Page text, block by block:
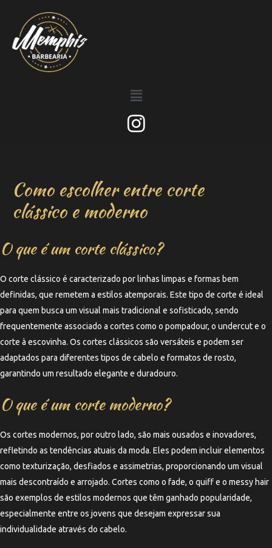
Como escolher entre corte
clássico e moderno
O que é um corte clássico?
O corte clássico é caracterizado por linhas limpas e formas bem
definidas, que remetem a estilos atemporais. Este tipo de corte é ideal
para quem busca um visual mais tradicional e sofisticado, sendo
frequentemente associado a cortes como o pompadour, o undercut e o
corte à escovinha. Os cortes clássicos são versáteis e podem ser
adaptados para diferentes tipos de cabelo e formatos de rosto,
garantindo um resultado elegante e duradouro.
O que é um corte moderno?
Os cortes modernos, por outro lado, são mais ousados e inovadores,
refletindo as tendências atuais da moda. Eles podem incluir elementos
como texturização, desfiados e assimetrias, proporcionando um visual
mais descontraído e arrojado. Cortes como o fade, o quiff e o messy hair
são exemplos de estilos modernos que têm ganhado popularidade,
especialmente entre os jovens que desejam expressar sua
individualidade através do cabelo.